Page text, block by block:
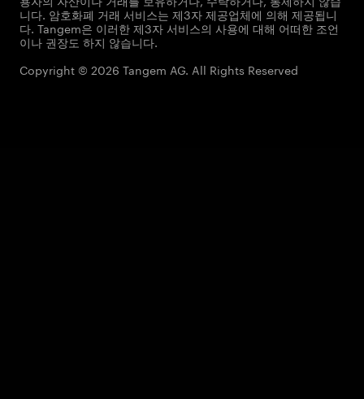
니다. 암호화폐 거래 서비스는 제3자 제공업체에 의해 제공됩니
다. Tangem은 이러한 제3자 서비스의 사용에 대해 어떠한 조언
이나 권장도 하지 않습니다.